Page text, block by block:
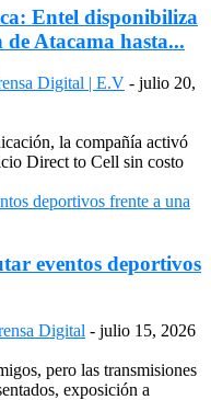
Entel disponibiliza
de Atacama hasta...
Digital | E.V - julio 20,
la compañía activó
Direct to Cell sin costo
eventos deportivos
Digital - julio 15, 2026
pero las transmisiones
exposición a